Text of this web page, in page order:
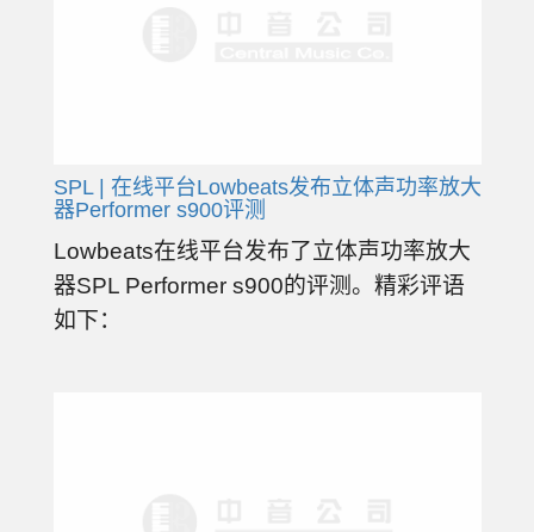
SPL | 在线平台Lowbeats发布立体声功率放大
器Performer s900评测
Lowbeats在线平台发布了立体声功率放大
器SPL Performer s900的评测。精彩评语
如下：